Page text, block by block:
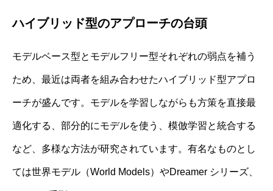
ハイブリッド型のアプローチの台頭
モデルベース型とモデルフリー型それぞれの弱点を補う
ため、最近は両者を組み合わせたハイブリッド型アプロ
ーチが盛んです。モデルを学習しながらも方策を直接最
適化する、部分的にモデルを使う、模倣学習と統合する
など、多様な方法が研究されています。有名なものとし
ては世界モデル（World Models）やDreamer シリーズ、